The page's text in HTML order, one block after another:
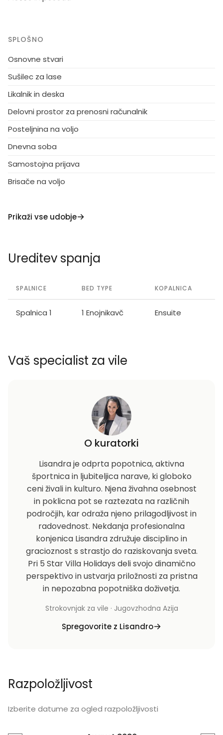
SPLOŠNO
Osnovne stvari
Sušilec za lase
Likalnik in deska
Delovni prostor za prenosni računalnik
Posteljnina na voljo
Dnevna soba
Samostojna prijava
Brisače na voljo
Prikaži vse udobje
Ureditev spanja
SPALNICE BED TYPE KOPALNICA
Spalnica 1 1 Enojnikavč Ensuite
Vaš specialist za vile
O kuratorki
Lisandra je odprta popotnica, aktivna
športnica in ljubiteljica narave, ki globoko
ceni živali in kulturo. Njena živahna osebnost
in poklicna pot se raztezata na različnih
področjih, kar odraža njeno prilagodljivost in
radovednost. Nekdanja profesionalna
konjenica Lisandra združuje disciplino in
gracioznost s strastjo do raziskovanja sveta.
Pri 5 Star Villa Holidays deli svojo dinamično
perspektivo in ustvarja priložnosti za pristna
in nepozabna popotniška doživetja.
Strokovnjak za vile · Jugovzhodna Azija
Spregovorite z Lisandro
Razpoložljivost
Izberite datume za ogled razpoložljivosti